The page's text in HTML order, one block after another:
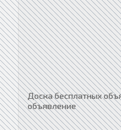
Доска бесплатных
объявление